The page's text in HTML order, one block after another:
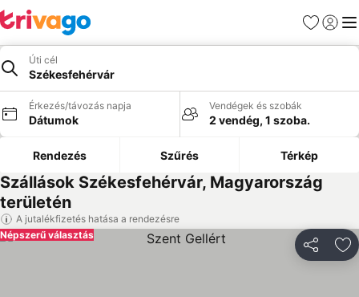
Kedvencek
Úti cél
Székesfehérvár
Érkezés/távozás napja
Dátumok
Vendégek és szobák
2 vendég, 1 szoba.
Rendezés Szűrés Térkép
Szállások Székesfehérvár, Magyarország
területén
A jutalékfizetés hatása a rendezésre
Népszerű választás